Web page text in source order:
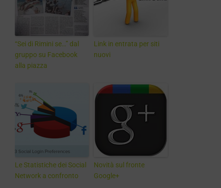
“Sei di Rimini se…” dal
gruppo su Facebook
alla piazza
Link in entrata per siti
nuovi
Le Statistiche dei Social
Network a confronto
Novità sul fronte
Google+